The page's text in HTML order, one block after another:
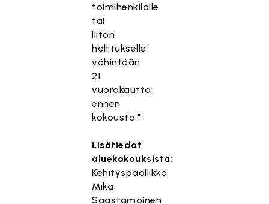
toimihenkilölle
tai
liiton
hallitukselle
vähintään
21
vuorokautta
ennen
kokousta."
Lisätiedot
aluekokouksista:
Kehityspäällikkö
Mika
Saastamoinen